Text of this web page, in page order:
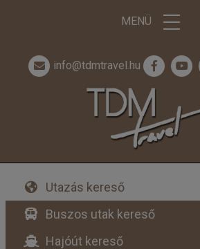
MENÜ
info@tdmtravel.hu
Utazás kereső
Buszos utak kereső
Hajóút kereső